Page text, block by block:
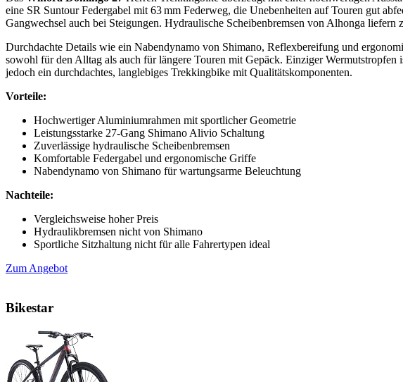
eine SR Suntour Federgabel mit 63 mm Federweg, die Unebenheiten auf Touren gut
Gangwechsel auch bei Steigungen. Hydraulische Scheibenbremsen von Alhonga liefern
Durchdachte Details wie ein Nabendynamo von Shimano, Reflexbereifung und
sowohl für den Alltag als auch für längere Touren mit Gepäck. Einziger
jedoch ein durchdachtes, langlebiges Trekkingbike mit Qualitätskomponenten.
Vorteile:
Hochwertiger Aluminiumrahmen mit sportlicher Geometrie
Leistungsstarke 27-Gang Shimano Alivio Schaltung
Zuverlässige hydraulische Scheibenbremsen
Komfortable Federgabel und ergonomische Griffe
Nabendynamo von Shimano für wartungsarme Beleuchtung
Nachteile:
Vergleichsweise hoher Preis
Hydraulikbremsen nicht von Shimano
Sportliche Sitzhaltung nicht für alle Fahrertypen ideal
Zum Angebot
Bikestar